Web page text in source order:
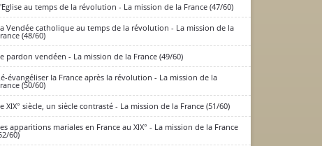
au temps de la révolution - La mission de la France (47/60)
Vendée catholique au temps de la révolution - La mission de la
(48/60)
pardon vendéen - La mission de la France (49/60)
évangéliser la France après la révolution - La mission de la
(50/60)
XIX° siècle, un siècle contrasté - La mission de la France (51/60)
apparitions mariales en France au XIX° - La mission de la France
60)